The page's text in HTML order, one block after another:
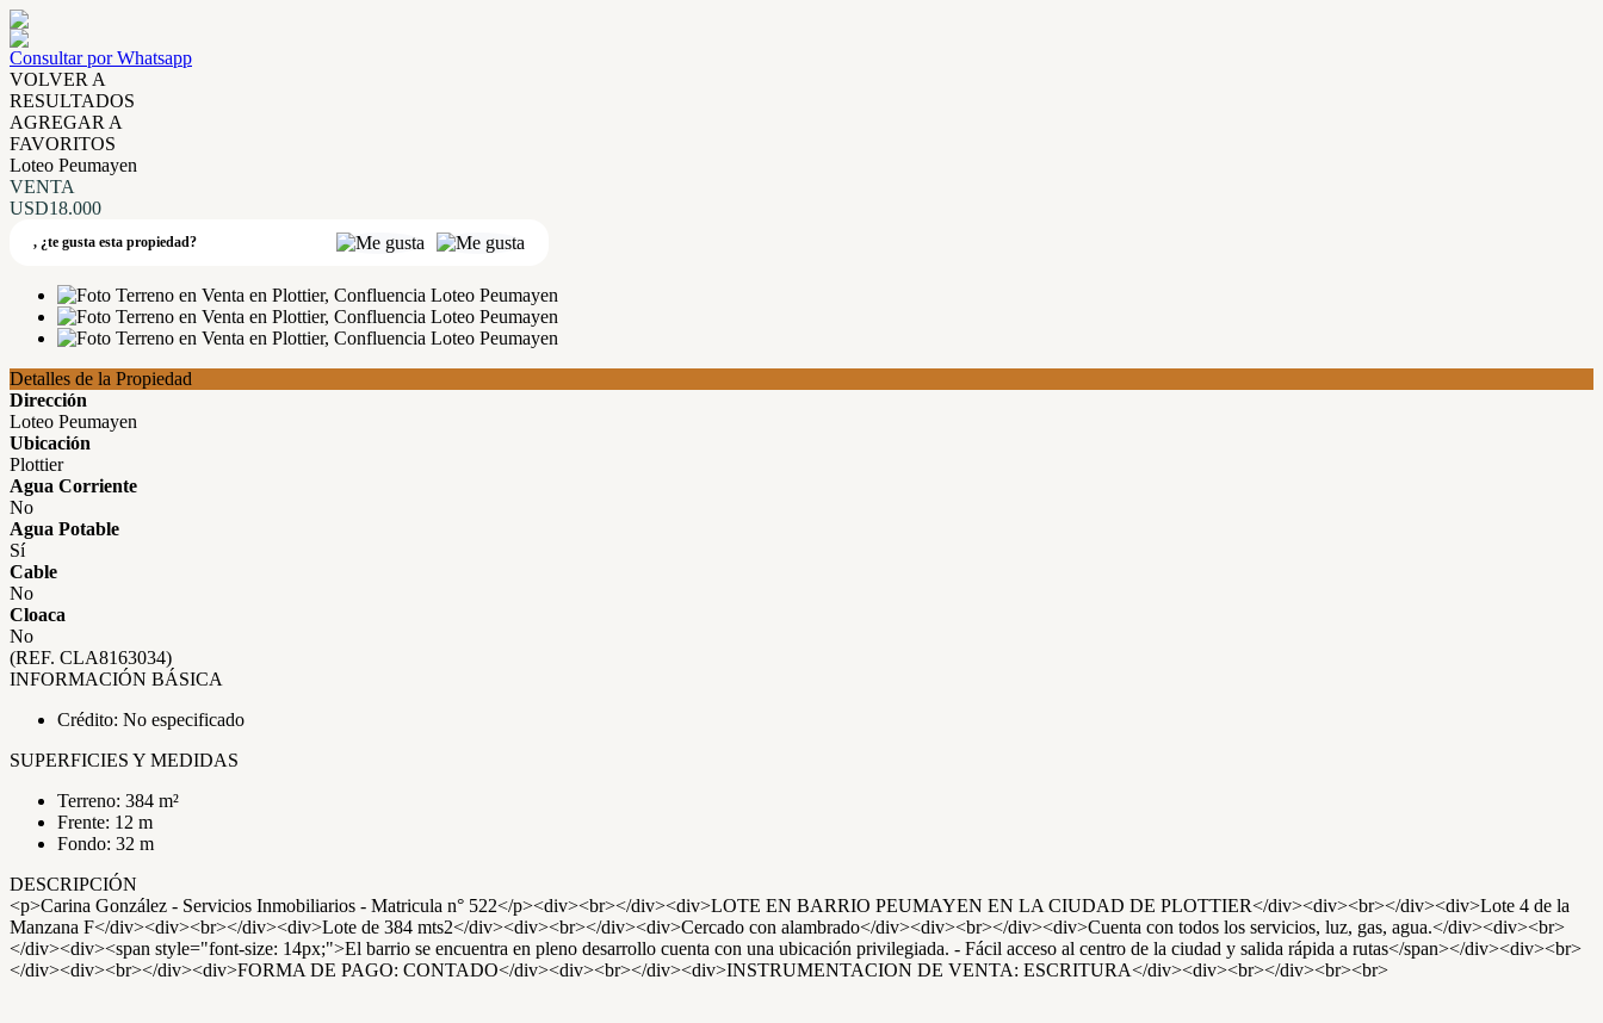
Consultar por Whatsapp
VOLVER A
RESULTADOS
AGREGAR A
FAVORITOS
Loteo Peumayen
VENTA
USD18.000
, ¿te gusta esta propiedad?
Detalles de la Propiedad
Dirección
Loteo Peumayen
Ubicación
Plottier
Agua Corriente
No
Agua Potable
Sí
Cable
No
Cloaca
No
(REF. CLA8163034)
INFORMACIÓN BÁSICA
Crédito: No especificado
SUPERFICIES Y MEDIDAS
Terreno: 384 m²
Frente: 12 m
Fondo: 32 m
DESCRIPCIÓN
<p>Carina González - Servicios Inmobiliarios - Matricula n° 522</p><div><br></div><div>LOTE EN BARRIO PEUMAYEN EN LA CIUDAD DE PLOTTIER</div><div><br></div><div>Lote 4 de la
Manzana F</div><div><br></div><div>Lote de 384 mts2</div><div><br></div><div>Cercado con alambrado</div><div><br></div><div>Cuenta con todos los servicios, luz, gas, agua.</div><div><br>
</div><div><span style="font-size: 14px;">El barrio se encuentra en pleno desarrollo cuenta con una ubicación privilegiada. - Fácil acceso al centro de la ciudad y salida rápida a rutas</span></div><div><br>
</div><div><br></div><div>FORMA DE PAGO: CONTADO</div><div><br></div><div>INSTRUMENTACION DE VENTA: ESCRITURA</div><div><br></div><br><br>